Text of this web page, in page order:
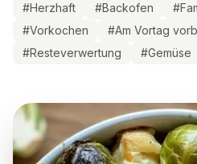
#Herzhaft #Backofen #
#Vorkochen #Am Vortag
#Resteverwertung #Gemüse